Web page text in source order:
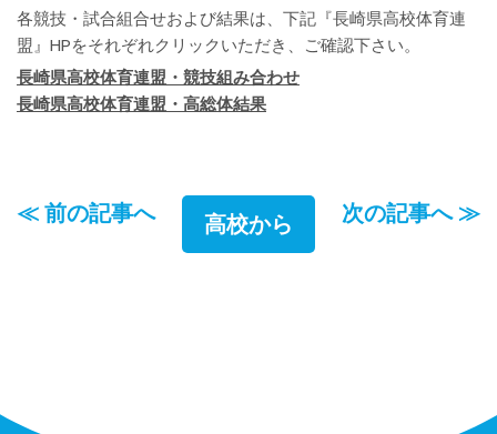
各競技・試合組合せおよび結果は、下記『長崎県高校体育連
盟』HPをそれぞれクリックいただき、ご確認下さい。
長崎県高校体育連盟・競技組み合わせ
長崎県高校体育連盟・高総体結果
≪ 前の記事へ 高校から 次の記事へ ≫